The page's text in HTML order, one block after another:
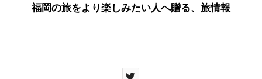
福岡の旅をより楽しみたい人へ贈る、旅情報